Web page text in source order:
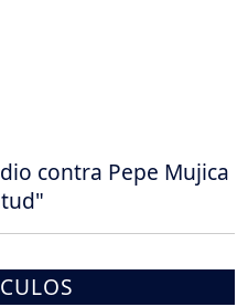
contra Pepe Mujica